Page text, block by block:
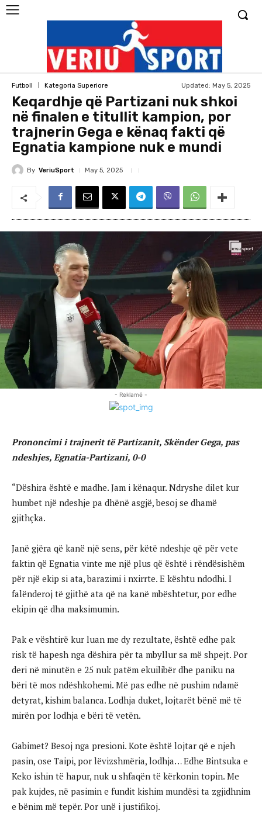
Futboll Kategoria Superiore Updated: May 5, 2025
Keqardhje që Partizani nuk shkoi
në finalen e titullit kampion, por
trajnerin Gega e kënaq fakti që
Egnatia kampione nuk e mundi
By VeriuSport May 5, 2025
- Reklamë -
Prononcimi i trajnerit të Partizanit, Skënder Gega, pas
ndeshjes, Egnatia-Partizani, 0-0
“Dëshira është e madhe. Jam i kënaqur. Ndryshe dilet kur
humbet një ndeshje pa dhënë asgjë, besoj se dhamë
gjithçka.
Janë gjëra që kanë një sens, për këtë ndeshje që për vete
faktin që Egnatia vinte me një plus që është i rëndësishëm
për një ekip si ata, barazimi i nxirrte. E kështu ndodhi. I
falënderoj të gjithë ata që na kanë mbështetur, por edhe
ekipin që dha maksimumin.
Pak e vështirë kur luan me dy rezultate, është edhe pak
risk të hapesh nga dëshira për ta mbyllur sa më shpejt. Por
deri në minutën e 25 nuk patëm ekuilibër dhe paniku na
bëri të mos ndëshkohemi. Më pas edhe në pushim ndamë
detyrat, kishim balanca. Lodhja duket, lojtarët bënë më të
mirën por lodhja e bëri të vetën.
Gabimet? Besoj nga presioni. Kote është lojtar që e njeh
pasin, ose Taipi, por lëvizshmëria, lodhja… Edhe Bintsuka e
Keko ishin të hapur, nuk u shfaqën të kërkonin topin. Me
pak kujdes, në pasimin e fundit kishim mundësi ta zgjidhnim
e bënim më tepër. Por unë i justifikoj.